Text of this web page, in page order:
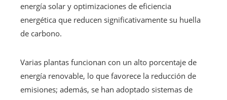
energía solar y optimizaciones de eficiencia
energética que reducen significativamente su huella
de carbono.
Varias plantas funcionan con un alto porcentaje de
energía renovable, lo que favorece la reducción de
emisiones; además, se han adoptado sistemas de